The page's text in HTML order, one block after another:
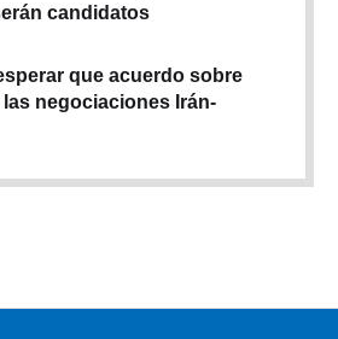
candidatos
que acuerdo sobre
negociaciones Irán-